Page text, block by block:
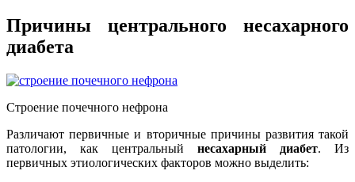
Причины центрального несахарного
диабета
Строение почечного нефрона
Различают первичные и вторичные причины развития такой
патологии, как центральный несахарный диабет. Из
первичных этиологических факторов можно выделить: